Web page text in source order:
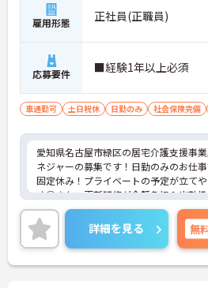
雇用形態 正社員(正職員)
応募要件 ■経験1年以上必須
車通勤可 土日祝休 日勤のみ 社会保険完備
愛知県名古屋市緑区の居宅介護支援事
ネジャーの募集です！日勤のみのお仕
固定休み！プライベートの予定が立て
す◎また、更新研修が全額負担＆出勤
れしいポイント♪ご興味のある方は面
お伝えしますので、お気軽にご相談くだ
詳細を見る 無